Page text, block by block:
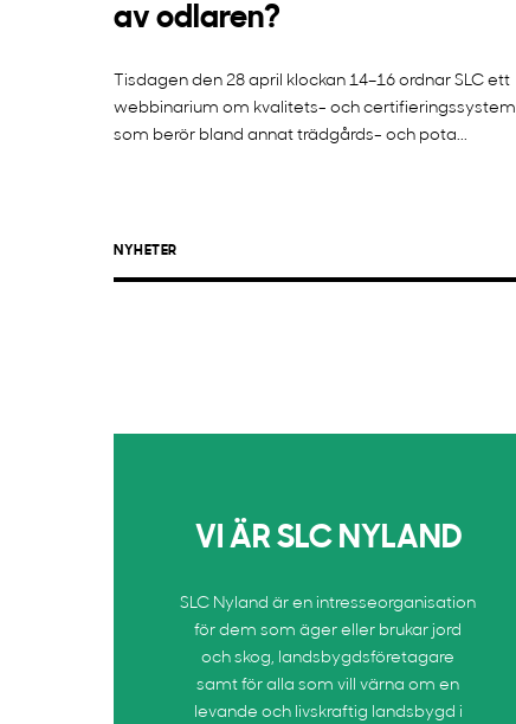
av odlaren?
Tisdagen den 28 april klockan 14–16 ordnar SLC ett
webbinarium om kvalitets- och certifieringssystem
som berör bland annat trädgårds- och pota...
NYHETER
VI ÄR SLC NYLAND
SLC Nyland är en intresseorganisation
för dem som äger eller brukar jord
och skog, landsbygdsföretagare
samt för alla som vill värna om en
levande och livskraftig landsbygd i